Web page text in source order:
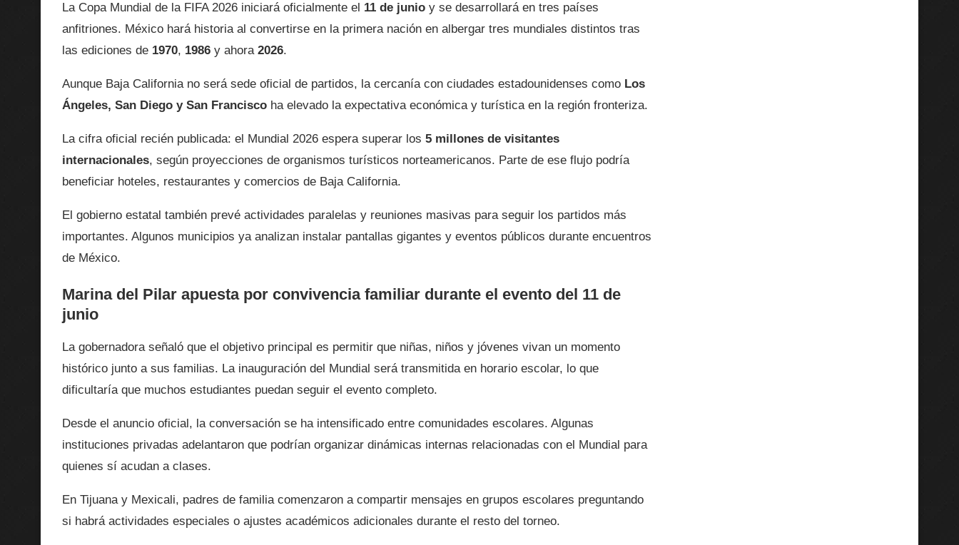
La Copa Mundial de la FIFA 2026 iniciará oficialmente el 11 de junio y se desarrollará en tres países
anfitriones. México hará historia al convertirse en la primera nación en albergar tres mundiales distintos tras
las ediciones de 1970, 1986 y ahora 2026.
Aunque Baja California no será sede oficial de partidos, la cercanía con ciudades estadounidenses como Los
Ángeles, San Diego y San Francisco ha elevado la expectativa económica y turística en la región fronteriza.
La cifra oficial recién publicada: el Mundial 2026 espera superar los 5 millones de visitantes
internacionales, según proyecciones de organismos turísticos norteamericanos. Parte de ese flujo podría
beneficiar hoteles, restaurantes y comercios de Baja California.
El gobierno estatal también prevé actividades paralelas y reuniones masivas para seguir los partidos más
importantes. Algunos municipios ya analizan instalar pantallas gigantes y eventos públicos durante encuentros
de México.
Marina del Pilar apuesta por convivencia familiar durante el evento del 11 de
junio
La gobernadora señaló que el objetivo principal es permitir que niñas, niños y jóvenes vivan un momento
histórico junto a sus familias. La inauguración del Mundial será transmitida en horario escolar, lo que
dificultaría que muchos estudiantes puedan seguir el evento completo.
Desde el anuncio oficial, la conversación se ha intensificado entre comunidades escolares. Algunas
instituciones privadas adelantaron que podrían organizar dinámicas internas relacionadas con el Mundial para
quienes sí acudan a clases.
En Tijuana y Mexicali, padres de familia comenzaron a compartir mensajes en grupos escolares preguntando
si habrá actividades especiales o ajustes académicos adicionales durante el resto del torneo.